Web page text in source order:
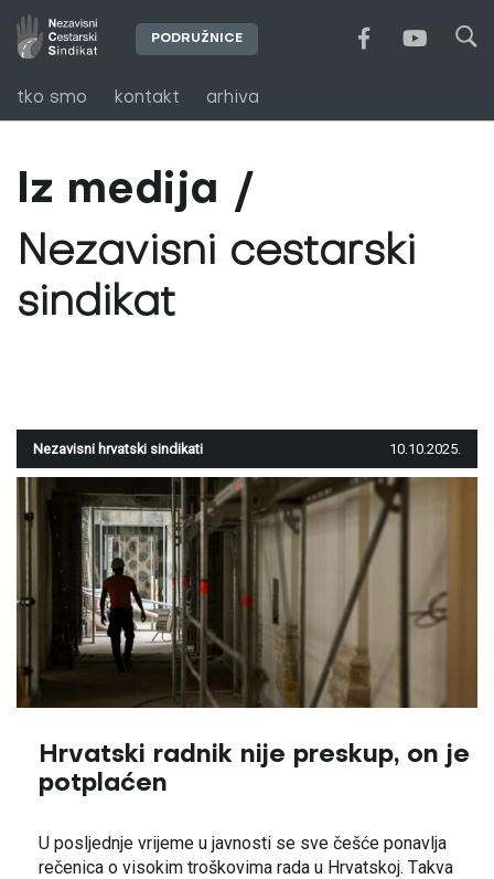
tko smo kontakt arhiva
PODRUŽNICE
Iz medija
Nezavisni cestarski
sindikat
Nezavisni hrvatski sindikati 10.10.2025.
Hrvatski radnik nije preskup, on je
potplaćen
U posljednje vrijeme u javnosti se sve češće ponavlja
rečenica o visokim troškovima rada u Hrvatskoj. Takva